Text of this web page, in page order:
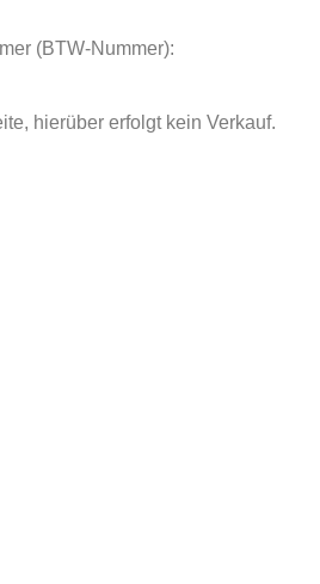
(BTW-Nummer):
hierüber erfolgt kein Verkauf.